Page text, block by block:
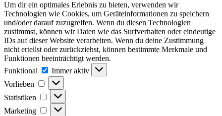
Um dir ein optimales Erlebnis zu bieten, verwenden wir
Technologien wie Cookies, um Geräteinformationen zu speichern
und/oder darauf zuzugreifen. Wenn du diesen Technologien
zustimmst, können wir Daten wie das Surfverhalten oder eindeutige
IDs auf dieser Website verarbeiten. Wenn du deine Zustimmung
nicht erteilst oder zurückziehst, können bestimmte Merkmale und
Funktionen beeinträchtigt werden.
Funktional
Funktional
Immer aktiv
Vorlieben
Vorlieben
Statistiken Statistiken
Marketing Marketing